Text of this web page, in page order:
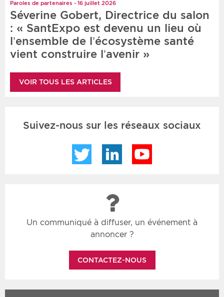
Paroles de partenaires - 16 juillet 2026
Séverine Gobert, Directrice du salon
: « SantExpo est devenu un lieu où
l’ensemble de l’écosystème santé
vient construire l’avenir »
VOIR TOUS LES ARTICLES
Suivez-nous sur les réseaux sociaux
Twitter LinkedIn
Un communiqué à diffuser, un événement à
annoncer ?
CONTACTEZ-NOUS